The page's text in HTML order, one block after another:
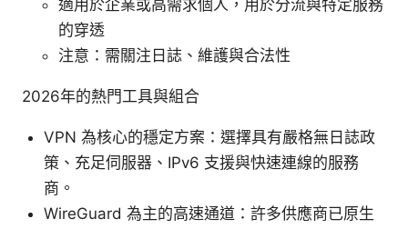
適用於企業或高需求個人，用於分流與特定服務
的穿透
注意：需關注日誌、維護與合法性
2026年的熱門工具與組合
VPN 為核心的穩定方案：選擇具有嚴格無日誌政
策、充足伺服器、IPv6 支援與快速連線的服務
商。
WireGuard 為主的高速通道：許多供應商已原生